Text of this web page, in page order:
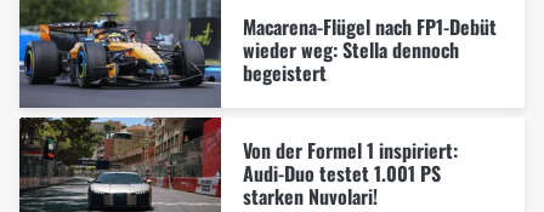
Macarena-Flügel nach FP1-Debüt
wieder weg: Stella dennoch
begeistert
Von der Formel 1 inspiriert:
Audi-Duo testet 1.001 PS
starken Nuvolari!